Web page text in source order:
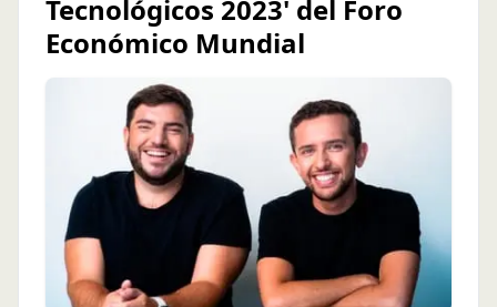
Tecnológicos 2023' del Foro
Económico Mundial